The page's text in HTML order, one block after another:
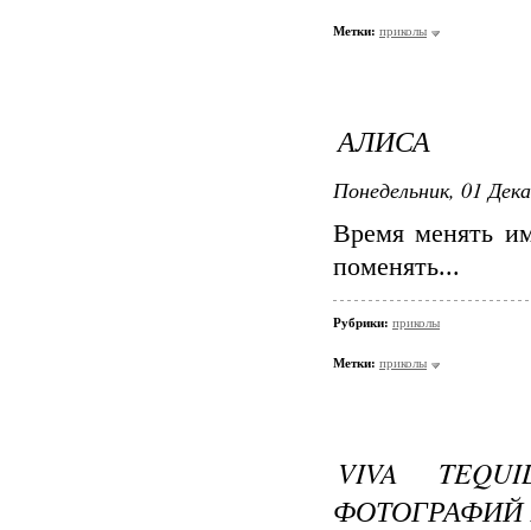
Метки: приколы
АЛИСА
Понедельник, 01
Время менять
поменять...
Рубрики: приколы
Метки: приколы
VIVA